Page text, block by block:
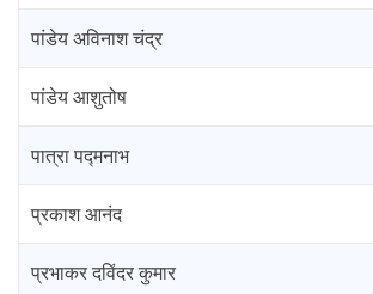
पांडेय अविनाश चंद्र
पांडेय आशुतोष
पात्रा पद्मनाभ
प्रकाश आनंद
प्रभाकर दविंदर कुमार